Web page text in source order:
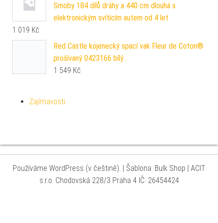
Smoby 184 dílů dráhy a 440 cm dlouhá s
elektronickým svítícím autem od 4 let
1 019 Kč
Red Castle kojenecký spací vak Fleur de Coton®
prošívaný 0423166 bílý
1 549 Kč
Zajímavosti
Používáme WordPress (v češtině). | Šablona: Bulk Shop | ACIT
s.r.o. Chodovská 228/3 Praha 4 IČ: 26454424